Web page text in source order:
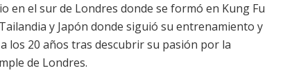
en el sur de Londres donde se formó en Kung Fu
y Japón donde siguió su entrenamiento y
los 20 años tras descubrir su pasión por la
de Londres.